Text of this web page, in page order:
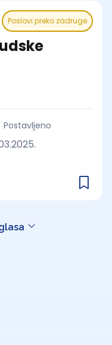
Poslovi preko zadruge
Postavljeno